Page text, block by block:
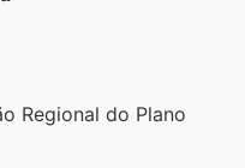
Regional do Plano